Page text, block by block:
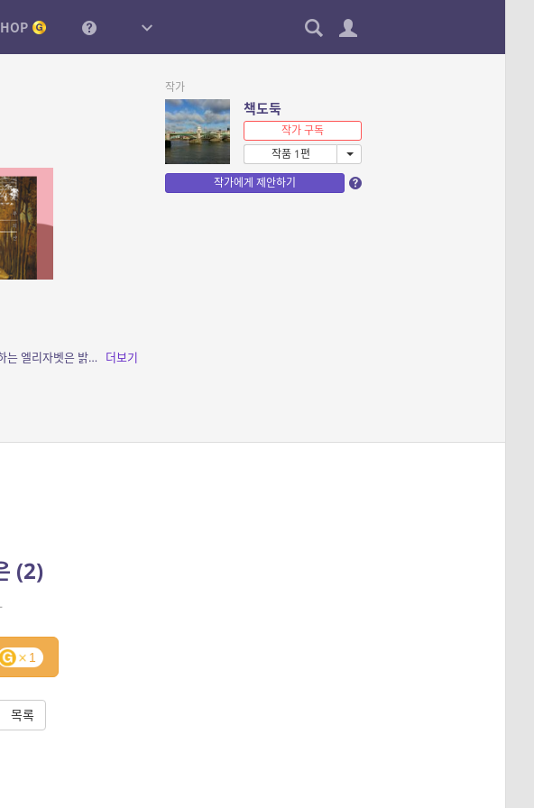
소개: 유서 깊은 메리요트 가문에는 현재 유일한 상속녀가 있다. 유산을 상속받기 위해 반드시 결혼해야 하는 엘리자벳은 밝고 솔직한 성격의 하녀 레티를 만난다. 아름답고 쓸쓸한 대저택에서... 더보기
작가
책도둑
작가 구독
작품 1편
작가에게 제안하기
(2)
1
목록